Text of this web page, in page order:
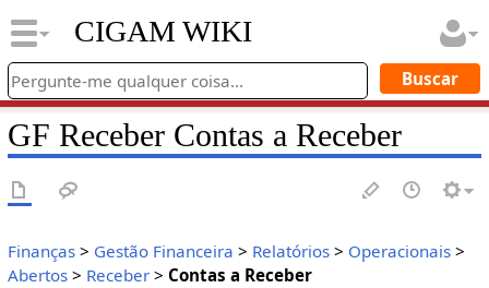
CIGAM WIKI
GF Receber Contas a Receber
Finanças> Gestão Financeira > Relatórios> Operacionais>
Abertos> Receber> Contas a Receber